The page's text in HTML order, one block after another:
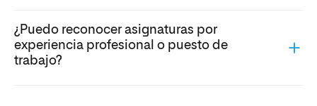
¿Puedo reconocer asignaturas por
experiencia profesional o puesto de
trabajo?